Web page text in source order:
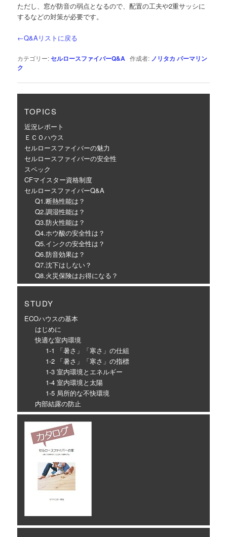
ただし、窓が防音の弱点となるので、配置の工夫や2重サッシに
するなどの対策が必要です。
←Q&Aリストに戻る
カテゴリー:セルロースファイバーQ&A 作成者: ノリタカ パーマリン
ク
TOPICS
近況レポート
ＥＣＯハウス
セルロースファイバーの魅力
セルロースファイバーの安全性
スペック
CFマイスター資格制度
セルロースファイバーQ&A
Q1.断熱性能は？
Q2.調湿性能は？
Q3.防火性能は？
Q4.ホウ酸の安全性は？
Q5.インクの安全性は？
Q6.防音効果は？
Q7.沈下はしない？
Q8.火災保険はお得になる？
STUDY
ECOハウスの基本
はじめに
快適な室内環境
1-1 「暑さ」「寒さ」の仕組
1-2 「暑さ」「寒さ」の指標
1-3 室内環境とエネルギー
1-4 室内環境と太陽
1-5 局所的な不快環境
内部結露の防止